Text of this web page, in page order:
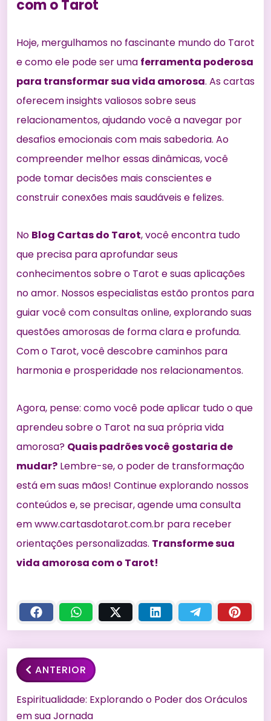
com o Tarot
Hoje, mergulhamos no fascinante mundo do Tarot
e como ele pode ser uma ferramenta poderosa
para transformarsua vida amorosa. As cartas
oferecem insights valiosos sobre seus
relacionamentos, ajudando você a navegar por
desafios emocionais com mais sabedoria. Ao
compreender melhor essas dinâmicas, você
pode tomar decisões mais conscientes e
construir conexões mais saudáveis e felizes.
No Blog Cartas do Tarot, você encontra tudo
que precisa para aprofundar seus
conhecimentos sobre o Tarot e suas aplicações
no amor. Nossos especialistas estão prontos para
guiar você com consultas online, explorando suas
questões amorosas de forma clara e profunda.
Com o Tarot, você descobre caminhos para
harmonia e prosperidade nos relacionamentos.
Agora, pense: como você pode aplicar tudo o que
aprendeu sobre o Tarot na sua própria vida
amorosa? Quais padrões você gostaria de
mudar? Lembre-se, o poder de transformação
está em suas mãos! Continue explorando nossos
conteúdos e, se precisar, agende uma consulta
emwww.cartasdotarot.com.br para receber
orientações personalizadas. Transforme sua
vida amorosa com o Tarot!
ANTERIOR
Espiritualidade: Explorando o Poder dos Oráculos
em sua Jornada